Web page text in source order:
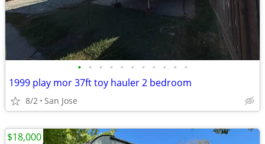
• • • • • • • • • • •
1999 play mor 37ft toy hauler 2 bedroom
8/2 San Jose
$18,000